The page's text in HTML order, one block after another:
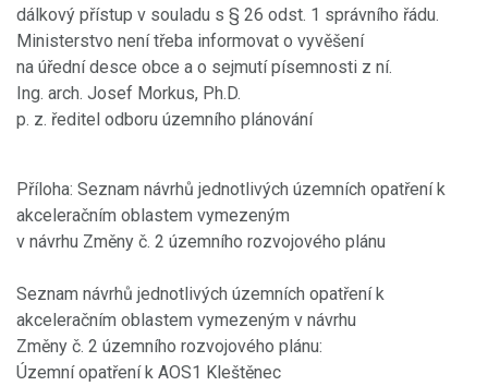
dálkový přístup v souladu s § 26 odst. 1 správního řádu.
Ministerstvo není třeba informovat o vyvěšení
na úřední desce obce a o sejmutí písemnosti z ní.
Ing. arch. Josef Morkus, Ph.D.
p. z. ředitel odboru územního plánování
Příloha: Seznam návrhů jednotlivých územních opatření k
akceleračním oblastem vymezeným
v návrhu Změny č. 2 územního rozvojového plánu
Seznam návrhů jednotlivých územních opatření k
akceleračním oblastem vymezeným v návrhu
Změny č. 2 územního rozvojového plánu:
Územní opatření k AOS1 Kleštěnec